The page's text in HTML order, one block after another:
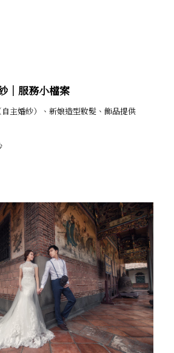
│服務小檔案
主婚紗）、新娘造型妝髮、飾品提供